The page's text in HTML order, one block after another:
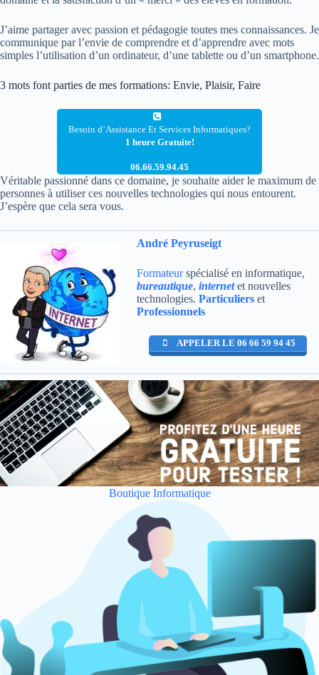
J’aime partager avec passion et pédagogie toutes mes connaissances. Je
communique par l’envie de comprendre et d’apprendre avec mots
simples l’utilisation d’un ordinateur, d’une tablette ou d’un smartphone.
3 mots font parties de mes formations: Envie, Plaisir, Faire
Besoin d’Assistance Et Services Informatiques?
1 heure Gratuite!
06.66.59.94.45
Véritable passionné dans ce domaine, je souhaite aider le maximum de
personnes à utiliser ces nouvelles technologies qui nous entourent.
J’espère que cela sera vous.
André Peyruseigt
Formateurspécialisé en informatique,
bureautique, internetet nouvelles
technologies. Particuliers et
Professionnels
APPELER LE 06 66 59 94 45
Boutique Informatique